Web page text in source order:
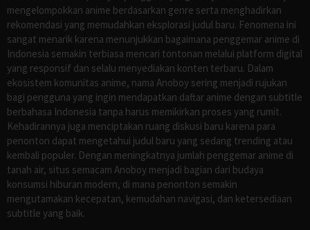
mengelompokkan anime berdasarkan genre serta menghadirkan
rekomendasi yang memudahkan eksplorasi judul baru. Fenomena ini
sangat menarik karena menunjukkan bagaimana penggemar anime di
Indonesia semakin terbiasa mencari tontonan melalui platform digital
yang responsif dan selalu menyediakan konten terbaru. Dalam
ekosistem komunitas anime, nama Anoboy sering menjadi rujukan
bagi pengguna yang ingin mendapatkan daftar anime dengan subtitle
berbahasa Indonesia tanpa harus memikirkan proses yang rumit.
Kehadirannya juga menciptakan ruang diskusi baru karena para
penonton dapat mengetahui judul baru yang sedang trending atau
kembali populer. Dengan meningkatnya jumlah penggemar anime di
tanah air, situs semacam Anoboy menjadi bagian dari budaya
konsumsi hiburan modern, di mana penonton semakin
mengutamakan kecepatan, kemudahan navigasi, dan ketersediaan
subtitle yang baik.